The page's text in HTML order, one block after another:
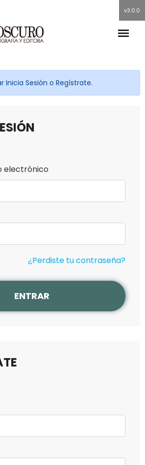
v3.0.0
Inicia Sesión o Regístrate.
electrónico
¿Perdiste tu contraseña?
ENTRAR